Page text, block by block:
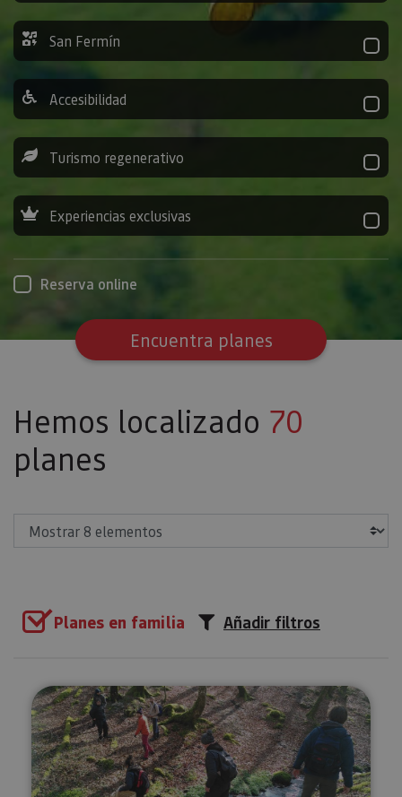
San Fermín
Accesibilidad
Turismo regenerativo
Experiencias exclusivas
Reserva online
Encuentra planes
Hemos localizado 70
planes
Planes en familia Añadir filtros
Recolección de setas en